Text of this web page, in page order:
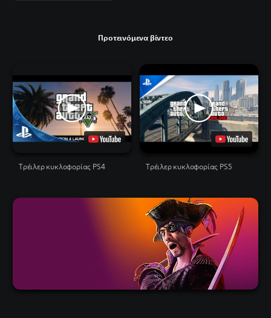
Προτεινόμενα βίντεο
Τρέιλερ κυκλοφορίας PS4 Τρέιλερ κυκλοφορίας PS5